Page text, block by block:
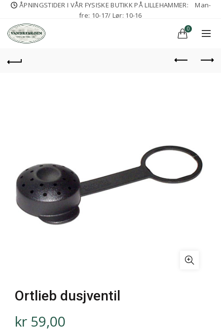
ÅPNINGSTIDER I VÅR FYSISKE BUTIKK PÅ LILLEHAMMER:
Man-
fre: 10-17/ Lør: 10-16
0
Ortlieb dusjventil
kr 59,00